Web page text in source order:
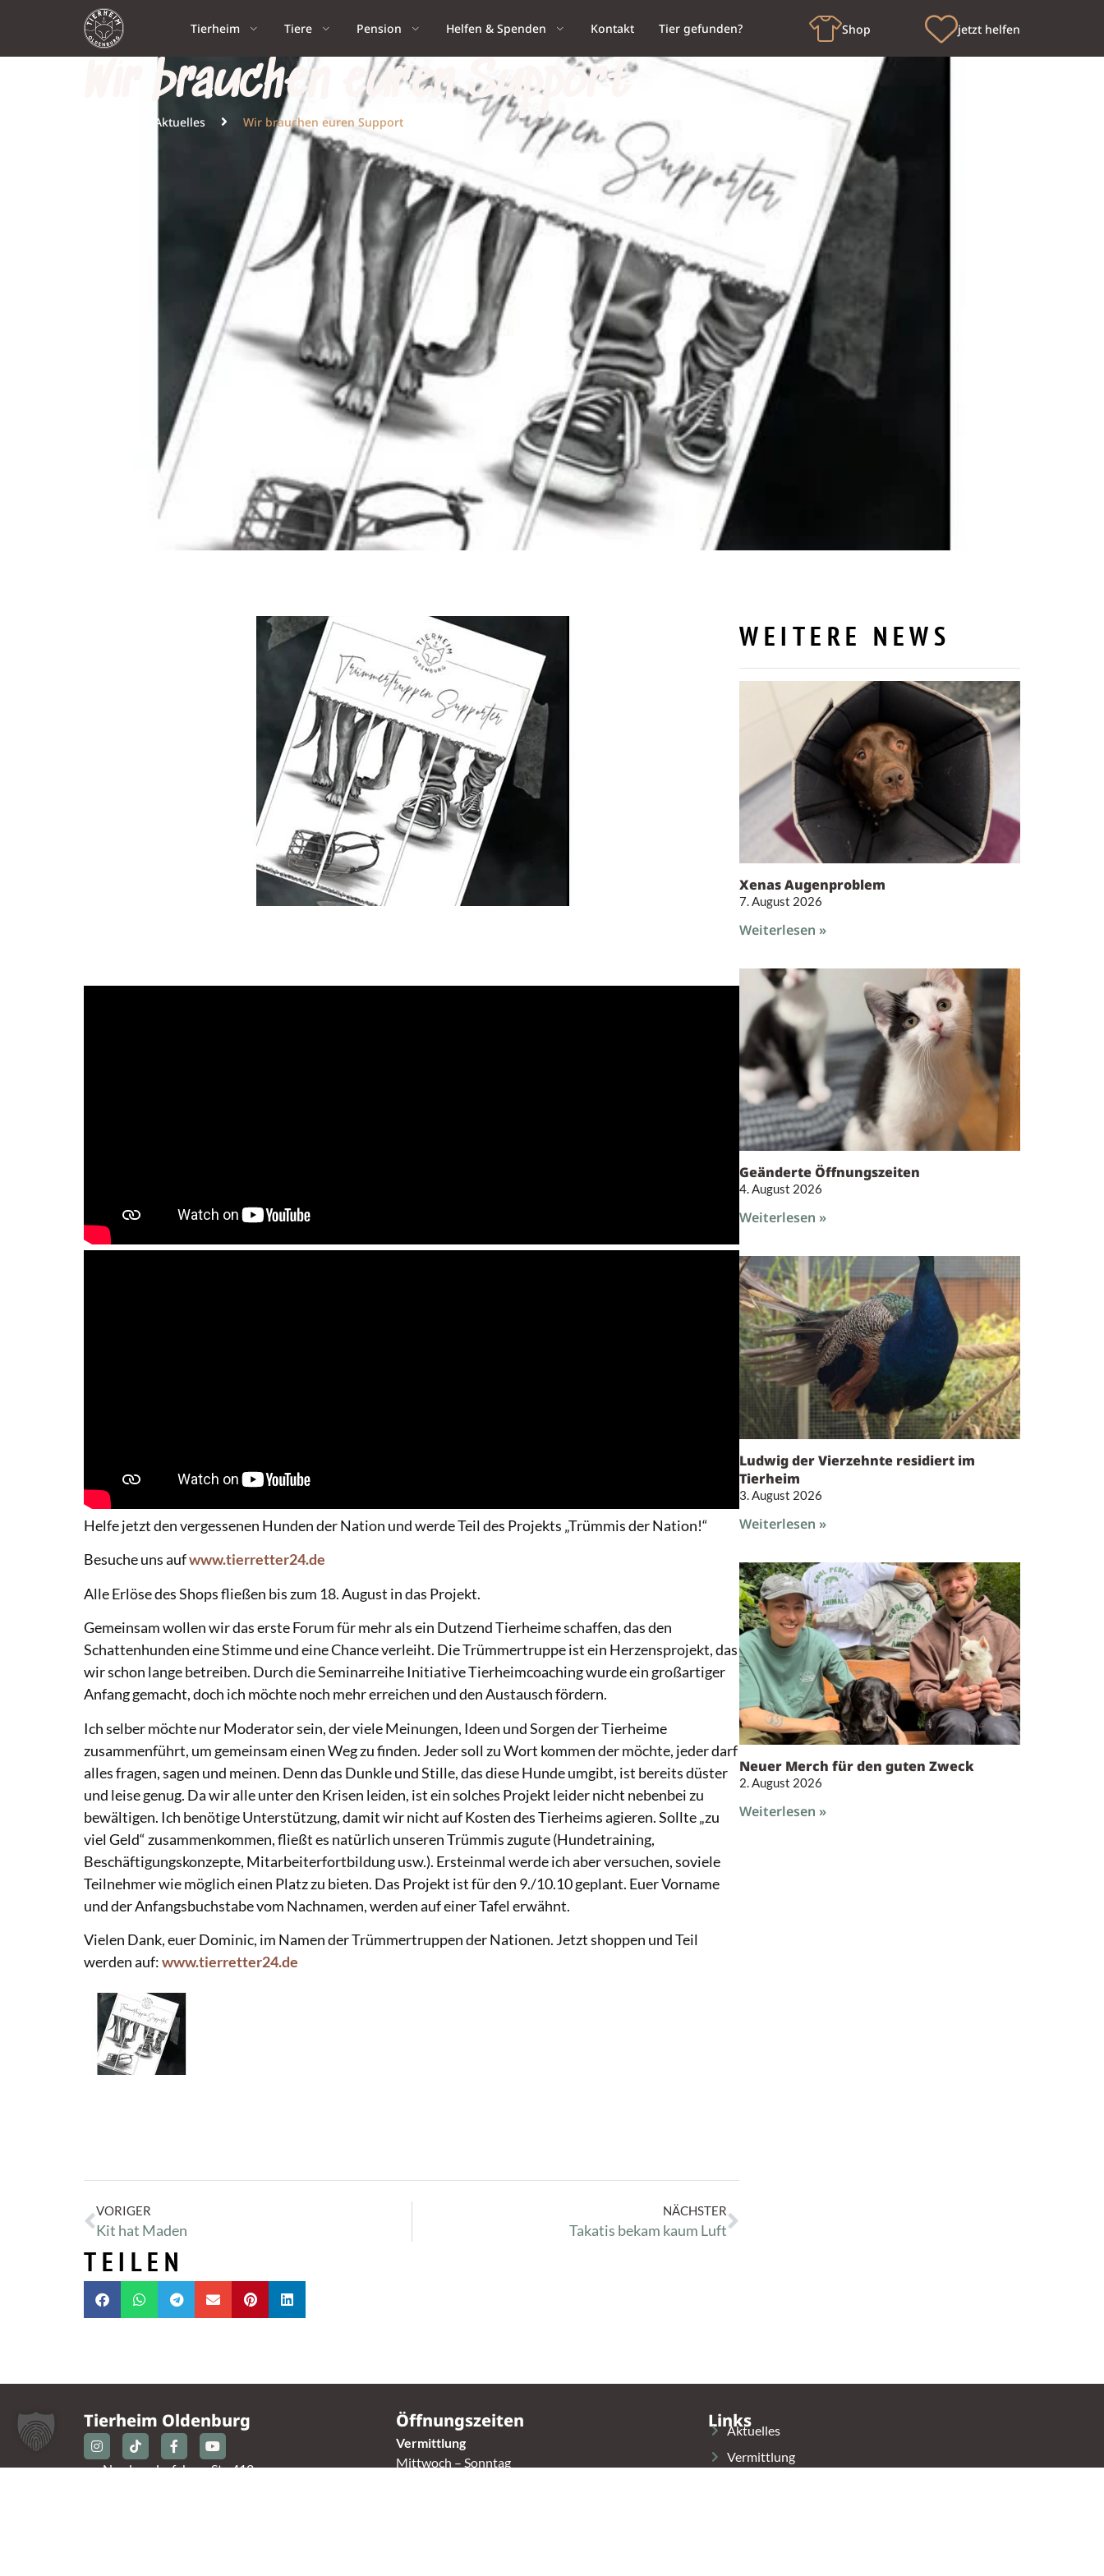
Tierheim Tiere Pension Helfen & Spenden Kontakt Tier gefunden? Shop jetzt helfen
Wir brauchen euren Support
Aktuelles Wir brauchen euren Support
Helfe jetzt den vergessenen Hunden der Nation und werde Teil des Projekts „Trümmis der Nation!“
Besuche uns aufwww.tierretter24.de
Alle Erlöse des Shops fließen bis zum 18. August in das Projekt.
Gemeinsam wollen wir das erste Forum für mehr als ein Dutzend Tierheime schaffen, das den
Schattenhunden eine Stimme und eine Chance verleiht. Die Trümmertruppe ist ein Herzensprojekt, das
wir schon lange betreiben. Durch die Seminarreihe Initiative Tierheimcoaching wurde ein großartiger
Anfang gemacht, doch ich möchte noch mehr erreichen und den Austausch fördern.
Ich selber möchte nur Moderator sein, der viele Meinungen, Ideen und Sorgen der Tierheime
zusammenführt, um gemeinsam einen Weg zu finden. Jeder soll zu Wort kommen der möchte, jeder darf
alles fragen, sagen und meinen. Denn das Dunkle und Stille, das diese Hunde umgibt, ist bereits düster
und leise genug. Da wir alle unter den Krisen leiden, ist ein solches Projekt leider nicht nebenbei zu
bewältigen. Ich benötige Unterstützung, damit wir nicht auf Kosten des Tierheims agieren. Sollte „zu
viel Geld“ zusammenkommen, fließt es natürlich unseren Trümmis zugute (Hundetraining,
Beschäftigungskonzepte, Mitarbeiterfortbildung usw.). Ersteinmal werde ich aber versuchen, soviele
Teilnehmer wie möglich einen Platz zu bieten. Das Projekt ist für den 9./10.10 geplant. Euer Vorname
und der Anfangsbuchstabe vom Nachnamen, werden auf einer Tafel erwähnt.
Vielen Dank, euer Dominic, im Namen der Trümmertruppen der Nationen. Jetzt shoppen und Teil
werden auf:www.tierretter24.de
VORIGER
Kit hat Maden
NÄCHSTER
Takatis bekam kaum Luft
TEILEN
WEITERE NEWS
Xenas Augenproblem
7. August 2026
Weiterlesen »
Geänderte Öffnungszeiten
4. August 2026
Weiterlesen »
Ludwig der Vierzehnte residiert im
Tierheim
3. August 2026
Weiterlesen »
Neuer Merch für den guten Zweck
2. August 2026
Weiterlesen »
Tierheim Oldenburg
Nordmoslesfehner Str. 412,
Öffnungszeiten
Vermittlung
Mittwoch – Sonntag
Links
Aktuelles
Vermittlung